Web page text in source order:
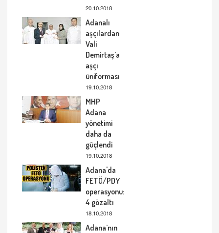
20.10.2018
Adanalı
aşçılardan
Vali
Demirtaş’a
aşçı
üniforması
19.10.2018
MHP
Adana
yönetimi
daha da
güçlendi
19.10.2018
Adana'da
FETÖ/PDY
operasyonu:
4 gözaltı
18.10.2018
Adana’nın